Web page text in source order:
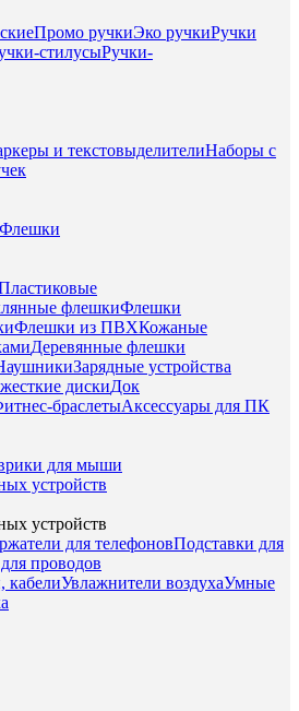
Промо ручкиЭко ручкиРучки
стилусыРучки-
и текстовыделителиНаборы с
Флешки
флешкиФлешки
Флешки из ПВХКожаные
Деревянные флешки
Зарядные устройства
дискиДок
браслетыАксессуары для ПК
для мыши
устройств
устройств
для телефоновПодставки для
проводов
кабелиУвлажнители воздухаУмные